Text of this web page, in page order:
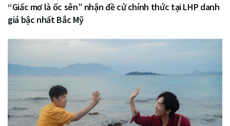
“Giấc mơ là ốc sên” nhận đề cử chính thức tại LHP danh
giá bậc nhất Bắc Mỹ